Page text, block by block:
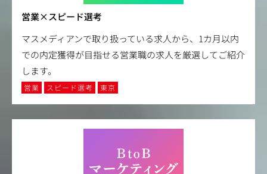
営業×スピード選考
マスメディアンで取り扱っている求人から、1カ月以内
での内定獲得が目指せる営業職の求人を厳選してご紹介
します。
営業 スピード選考 東京